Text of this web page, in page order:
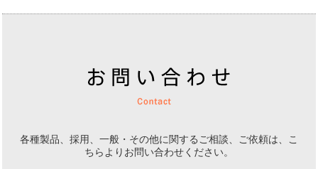
各種製品、採用、一般・その他に関するご相談、ご依頼は、
こ
ちらよりお問い合わせください。